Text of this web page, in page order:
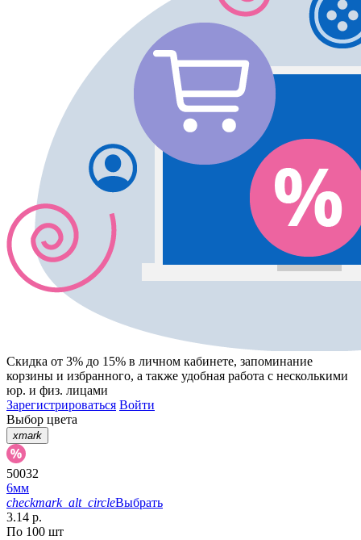
Скидка от 3% до 15% в личном кабинете, запоминание
корзины и избранного, а также удобная работа с несколькими
юр. и физ. лицами
Зарегистрироваться Войти
Выбор цвета
xmark
50032
6мм
checkmark_alt_circleВыбрать
3.14 р.
По 100 шт